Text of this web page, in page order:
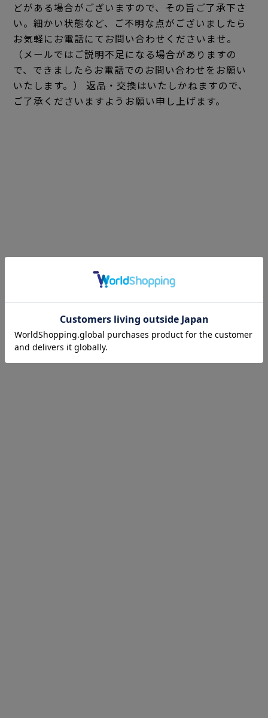
どがある場合がございますので、その旨ご了承下さ
い。細かい状態など、ご不明な点がございましたら
お気軽にお電話にてお問い合わせくださいませ。
（メールではご説明不足になる場合がありますの
で、できましたらお電話でのお問い合わせをお願い
いたします。） 返品・交換はいたしかねますので、
ご了承くださいますようお願い申し上げます。